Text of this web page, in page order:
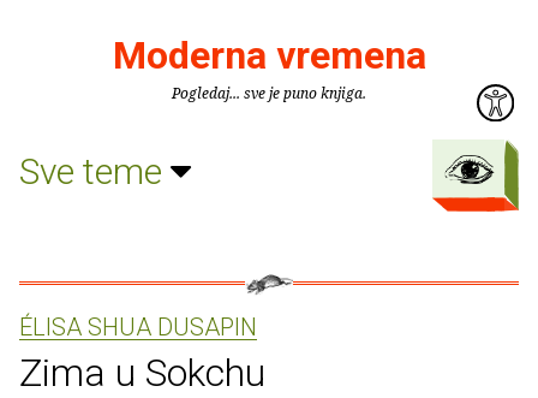
Moderna vremena
Pogledaj... sve je puno knjiga.
Sve teme
ÉLISA SHUA DUSAPIN
Zima u Sokchu